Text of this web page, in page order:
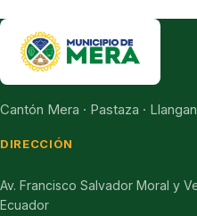
Cantón Mera · Pastaza ·
DIRECCIÓN
Av. Francisco Salvador Moral y
Ecuador